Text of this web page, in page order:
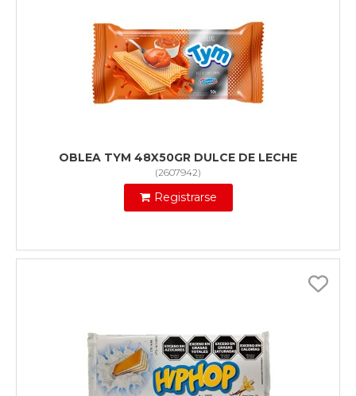
OBLEA TYM 48X50GR DULCE DE LECHE
(2607942)
Registrarse